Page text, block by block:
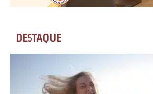
DESTAQUE